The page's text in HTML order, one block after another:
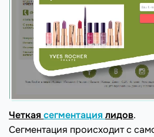
Четкая сегментация лидов.
Сегментация происходит с